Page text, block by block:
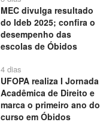
MEC divulga resultado
do Ideb 2025; confira o
desempenho das
escolas de Óbidos
4 dias
UFOPA realiza I Jornada
Acadêmica de Direito e
marca o primeiro ano do
curso em Óbidos